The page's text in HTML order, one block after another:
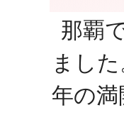
那覇
まし
年の